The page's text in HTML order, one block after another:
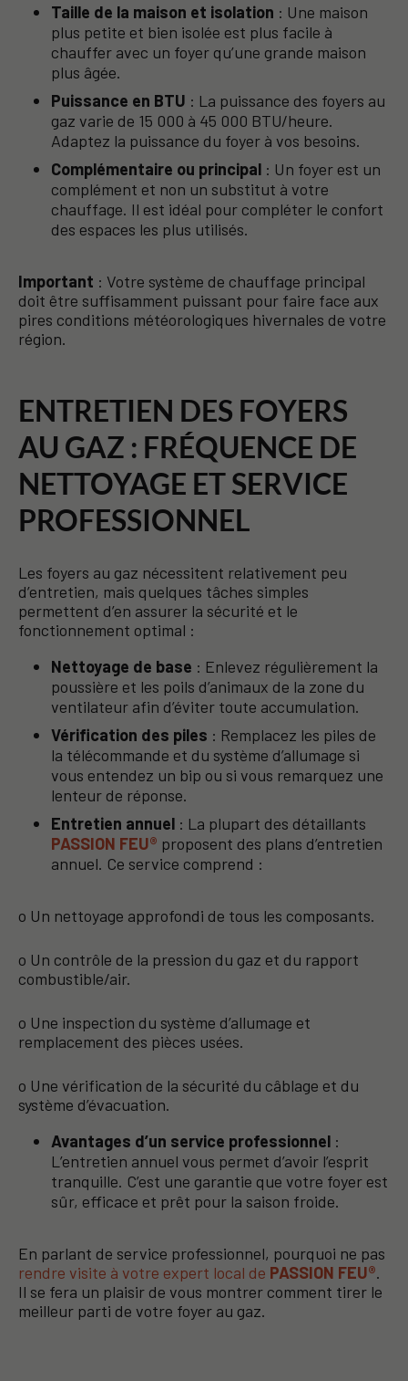
Taille de la maison et isolation : Une maison
plus petite et bien isolée est plus facile à
chauffer avec un foyer qu’une grande maison
plus âgée.
Puissance en BTU : La puissance des foyers au
gaz varie de 15 000 à 45 000 BTU/heure.
Adaptez la puissance du foyer à vos besoins.
Complémentaire ou principal : Un foyer est un
complément et non un substitut à votre
chauffage. Il est idéal pour compléter le confort
des espaces les plus utilisés.
Important : Votre système de chauffage principal
doit être suffisamment puissant pour faire face aux
pires conditions météorologiques hivernales de votre
région.
ENTRETIEN DES FOYERS
AU GAZ : FRÉQUENCE DE
NETTOYAGE ET SERVICE
PROFESSIONNEL
Les foyers au gaz nécessitent relativement peu
d’entretien, mais quelques tâches simples
permettent d’en assurer la sécurité et le
fonctionnement optimal :
Nettoyage de base : Enlevez régulièrement la
poussière et les poils d’animaux de la zone du
ventilateur afin d’éviter toute accumulation.
Vérification des piles : Remplacez les piles de
la télécommande et du système d’allumage si
vous entendez un bip ou si vous remarquez une
lenteur de réponse.
Entretien annuel : La plupart des détaillants
PASSION FEU® proposent des plans d’entretien
annuel. Ce service comprend :
o Un nettoyage approfondi de tous les composants.
o Un contrôle de la pression du gaz et du rapport
combustible/air.
o Une inspection du système d’allumage et
remplacement des pièces usées.
o Une vérification de la sécurité du câblage et du
système d’évacuation.
Avantages d’un service professionnel :
L’entretien annuel vous permet d’avoir l’esprit
tranquille. C’est une garantie que votre foyer est
sûr, efficace et prêt pour la saison froide.
En parlant de service professionnel, pourquoi ne pas
rendre visite à votre expert local de PASSION FEU®.
Il se fera un plaisir de vous montrer comment tirer le
meilleur parti de votre foyer au gaz.